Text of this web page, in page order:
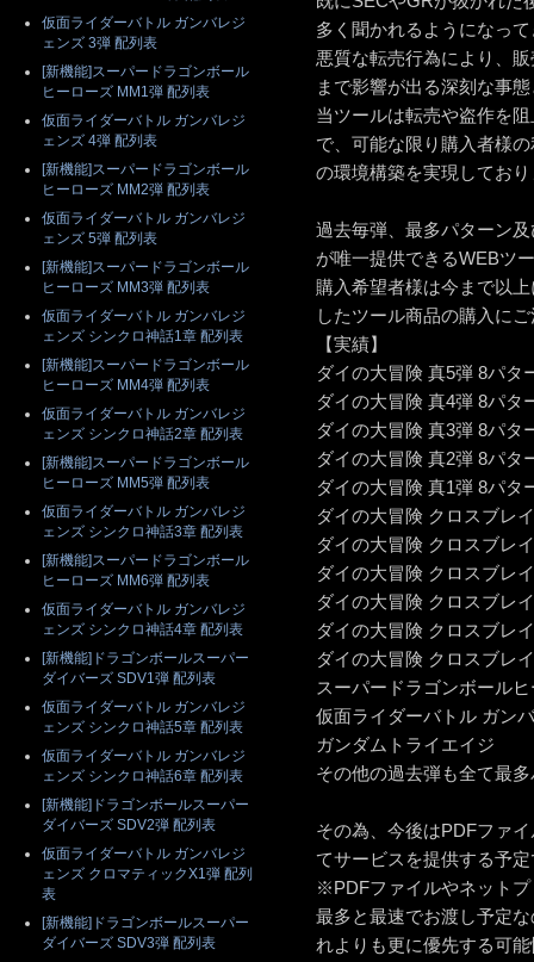
多く聞かれるようになっ
悪質な転売行為により、
まで影響が出る深刻な事
当ツールは転売や盗作を
で、可能な限り購入者様
の環境構築を実現してお
過去毎弾、最多パターン
が唯一提供できるWEBツ
購入希望者様は今まで以
したツール商品の購入に
【実績】
ダイの大冒険 真5弾 8パタ
ダイの大冒険 真4弾 8パタ
ダイの大冒険 真3弾 8パタ
ダイの大冒険 真2弾 8パタ
ダイの大冒険 真1弾 8パタ
ダイの大冒険 クロスブレ
ダイの大冒険 クロスブレ
ダイの大冒険 クロスブレ
ダイの大冒険 クロスブレ
ダイの大冒険 クロスブレ
ダイの大冒険 クロスブレ
スーパードラゴンボール
仮面ライダーバトル ガン
ガンダムトライエイジ
その他の過去弾も全て最
その為、今後はPDFファ
てサービスを提供する予
※PDFファイルやネット
最多と最速でお渡し予定
れよりも更に優先する可
仮面ライダーバトル ガンバレジ
ェンズ 3弾 配列表
[新機能]スーパードラゴンボール
ヒーローズ MM1弾 配列表
仮面ライダーバトル ガンバレジ
ェンズ 4弾 配列表
[新機能]スーパードラゴンボール
ヒーローズ MM2弾 配列表
仮面ライダーバトル ガンバレジ
ェンズ 5弾 配列表
[新機能]スーパードラゴンボール
ヒーローズ MM3弾 配列表
仮面ライダーバトル ガンバレジ
ェンズ シンクロ神話1章 配列表
[新機能]スーパードラゴンボール
ヒーローズ MM4弾 配列表
仮面ライダーバトル ガンバレジ
ェンズ シンクロ神話2章 配列表
[新機能]スーパードラゴンボール
ヒーローズ MM5弾 配列表
仮面ライダーバトル ガンバレジ
ェンズ シンクロ神話3章 配列表
[新機能]スーパードラゴンボール
ヒーローズ MM6弾 配列表
仮面ライダーバトル ガンバレジ
ェンズ シンクロ神話4章 配列表
[新機能]ドラゴンボールスーパー
ダイバーズ SDV1弾 配列表
仮面ライダーバトル ガンバレジ
ェンズ シンクロ神話5章 配列表
仮面ライダーバトル ガンバレジ
ェンズ シンクロ神話6章 配列表
[新機能]ドラゴンボールスーパー
ダイバーズ SDV2弾 配列表
仮面ライダーバトル ガンバレジ
ェンズ クロマティックX1弾 配列
表
[新機能]ドラゴンボールスーパー
ダイバーズ SDV3弾 配列表